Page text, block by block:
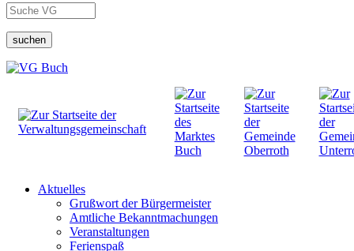
suchen
Aktuelles
Grußwort der Bürgermeister
Amtliche Bekanntmachungen
Veranstaltungen
Ferienspaß